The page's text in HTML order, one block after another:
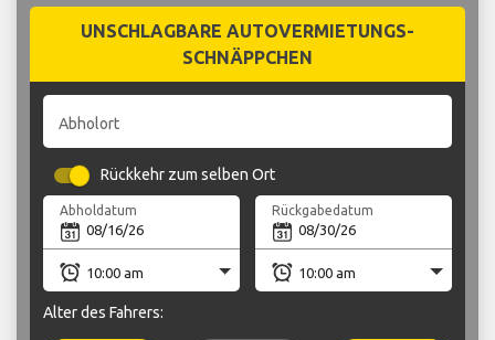
UNSCHLAGBARE AUTOVERMIETUNGS-
SCHNÄPPCHEN
Abholort
Rückkehr zum selben Ort
Abholdatum Rückgabedatum
Alter des Fahrers: